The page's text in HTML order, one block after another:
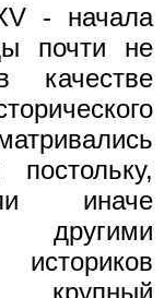
- начала
почти не
качестве
иначе